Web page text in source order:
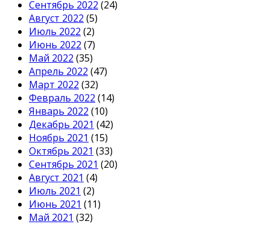
Сентябрь 2022 (24)
Август 2022 (5)
Июль 2022 (2)
Июнь 2022 (7)
Май 2022 (35)
Апрель 2022 (47)
Март 2022 (32)
Февраль 2022 (14)
Январь 2022 (10)
Декабрь 2021 (42)
Ноябрь 2021 (15)
Октябрь 2021 (33)
Сентябрь 2021 (20)
Август 2021 (4)
Июль 2021 (2)
Июнь 2021 (11)
Май 2021 (32)